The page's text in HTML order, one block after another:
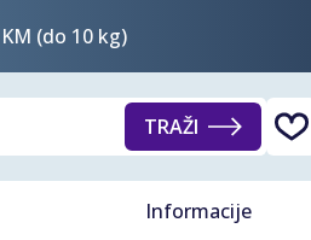
(do 10 kg)
TRAŽI
Informacije